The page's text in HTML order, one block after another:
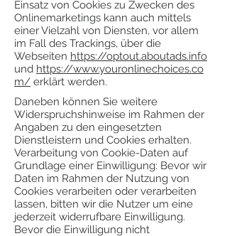
Einsatz von Cookies zu Zwecken des
Onlinemarketings kann auch mittels
einer Vielzahl von Diensten, vor allem
im Fall des Trackings, über die
Webseiten https://optout.aboutads.info
und https://www.youronlinechoices.co
m/ erklärt werden.
Daneben können Sie weitere
Widerspruchshinweise im Rahmen der
Angaben zu den eingesetzten
Dienstleistern und Cookies erhalten.
Verarbeitung von Cookie-Daten auf
Grundlage einer Einwilligung: Bevor wir
Daten im Rahmen der Nutzung von
Cookies verarbeiten oder verarbeiten
lassen, bitten wir die Nutzer um eine
jederzeit widerrufbare Einwilligung.
Bevor die Einwilligung nicht